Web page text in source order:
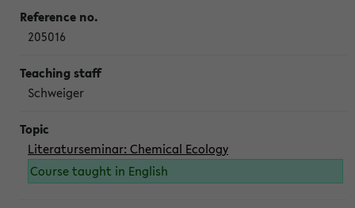
205016
Schweiger
Literaturseminar: Chemical Ecology
Course taught in English